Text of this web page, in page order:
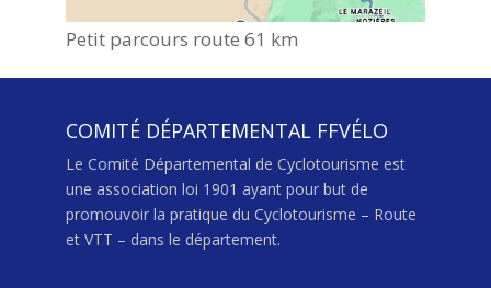
Petit parcours route 61 km
COMITÉ DÉPARTEMENTAL FFVÉLO
Le Comité Départemental de Cyclotourisme est
une association loi 1901 ayant pour but de
promouvoir la pratique du Cyclotourisme – Route
et VTT – dans le département.